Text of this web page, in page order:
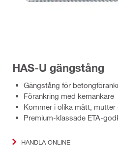
HAS-U gängstång
Gängstång för
Förankring med kemankare
Kommer i olika mått,
Premium-klassade ETA-
HANDLA ONLINE